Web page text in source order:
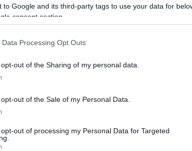
to Google and its third-party tags to use your data for
consent section.
Data Processing Opt Outs
out of the Sharing of my personal data.
out of the Sale of my Personal Data.
out of processing my Personal Data for Targeted